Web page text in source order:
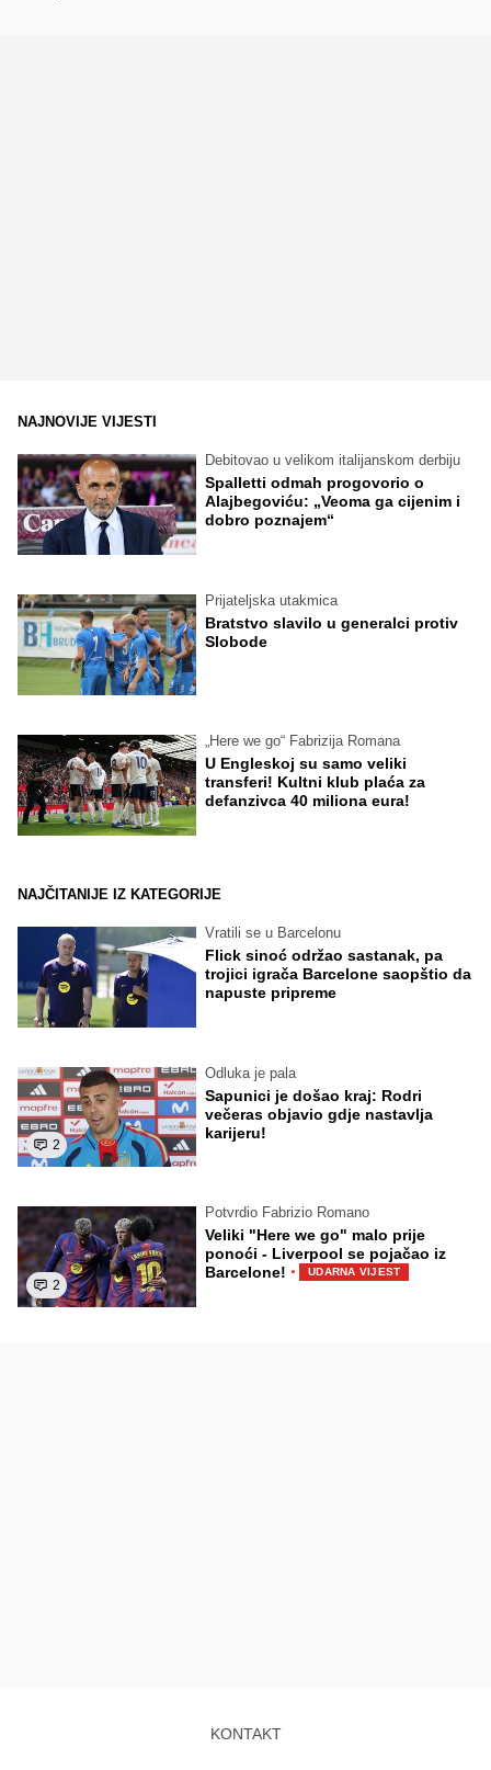
NAJNOVIJE VIJESTI
Debitovao u velikom italijanskom derbiju
Spalletti odmah progovorio o
Alajbegoviću: „Veoma ga cijenim i
dobro poznajem“
Prijateljska utakmica
Bratstvo slavilo u generalci protiv
Slobode
„Here we go“ Fabrizija Romana
U Engleskoj su samo veliki
transferi! Kultni klub plaća za
defanzivca 40 miliona eura!
NAJČITANIJE IZ KATEGORIJE
Vratili se u Barcelonu
Flick sinoć održao sastanak, pa
trojici igrača Barcelone saopštio da
napuste pripreme
2
Odluka je pala
Sapunici je došao kraj: Rodri
večeras objavio gdje nastavlja
karijeru!
2
Potvrdio Fabrizio Romano
Veliki "Here we go" malo prije
ponoći - Liverpool se pojačao iz
Barcelone! · UDARNA VIJEST
KONTAKT